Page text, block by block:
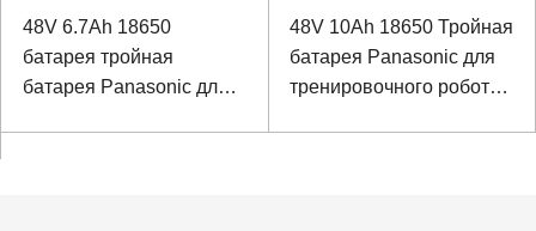
48V 6.7Ah 18650
батарея тройная
батарея Panasonic для
48V 10Ah 18650 Тройная
батарея Panasonic для
тренировочного робота